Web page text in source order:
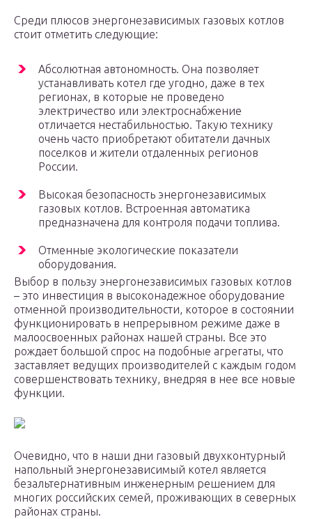
Среди плюсов энергонезависимых газовых котлов
стоит отметить следующие:
Абсолютная автономность. Она позволяет
устанавливать котел где угодно, даже в тех
регионах, в которые не проведено
электричество или электроснабжение
отличается нестабильностью. Такую технику
очень часто приобретают обитатели дачных
поселков и жители отдаленных регионов
России.
Высокая безопасность энергонезависимых
газовых котлов. Встроенная автоматика
предназначена для контроля подачи топлива.
Отменные экологические показатели
оборудования.
Выбор в пользу энергонезависимых газовых котлов
– это инвестиция в высоконадежное оборудование
отменной производительности, которое в состоянии
функционировать в непрерывном режиме даже в
малоосвоенных районах нашей страны. Все это
рождает большой спрос на подобные агрегаты, что
заставляет ведущих производителей с каждым годом
совершенствовать технику, внедряя в нее все новые
функции.
Очевидно, что в наши дни газовый двухконтурный
напольный энергонезависимый котел является
безальтернативным инженерным решением для
многих российских семей, проживающих в северных
районах страны.